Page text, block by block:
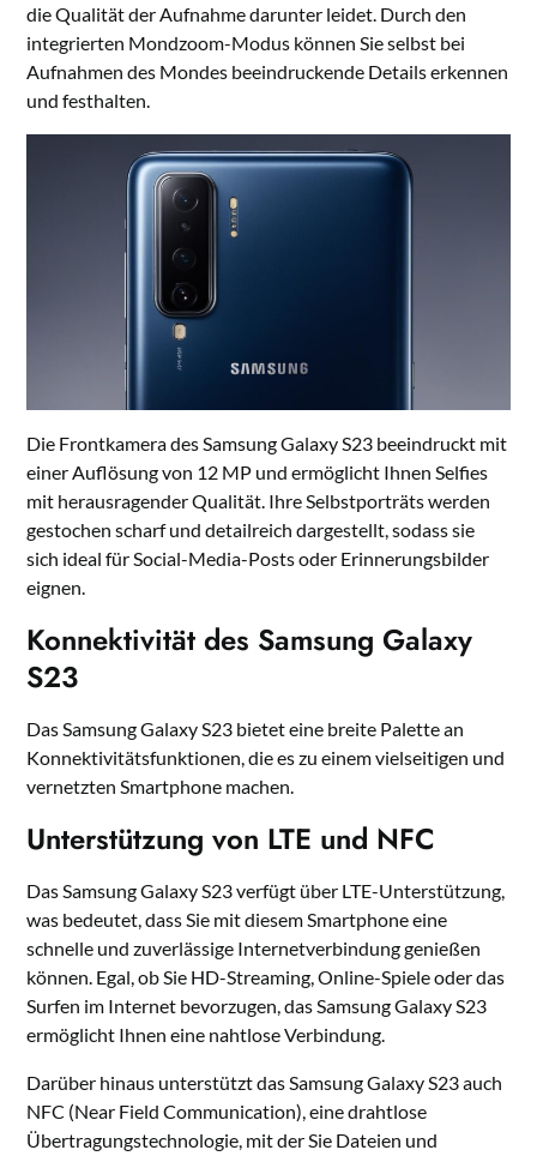
die Qualität der Aufnahme darunter leidet. Durch den
integrierten Mondzoom-Modus können Sie selbst bei
Aufnahmen des Mondes beeindruckende Details erkennen
und festhalten.
Die Frontkamera des Samsung Galaxy S23 beeindruckt mit
einer Auflösung von 12 MP und ermöglicht Ihnen Selfies
mit herausragender Qualität. Ihre Selbstporträts werden
gestochen scharf und detailreich dargestellt, sodass sie
sich ideal für Social-Media-Posts oder Erinnerungsbilder
eignen.
Konnektivität des Samsung Galaxy
S23
Das Samsung Galaxy S23 bietet eine breite Palette an
Konnektivitätsfunktionen, die es zu einem vielseitigen und
vernetzten Smartphone machen.
Unterstützung von LTE und NFC
Das Samsung Galaxy S23 verfügt über LTE-Unterstützung,
was bedeutet, dass Sie mit diesem Smartphone eine
schnelle und zuverlässige Internetverbindung genießen
können. Egal, ob Sie HD-Streaming, Online-Spiele oder das
Surfen im Internet bevorzugen, das Samsung Galaxy S23
ermöglicht Ihnen eine nahtlose Verbindung.
Darüber hinaus unterstützt das Samsung Galaxy S23 auch
NFC (Near Field Communication), eine drahtlose
Übertragungstechnologie, mit der Sie Dateien und